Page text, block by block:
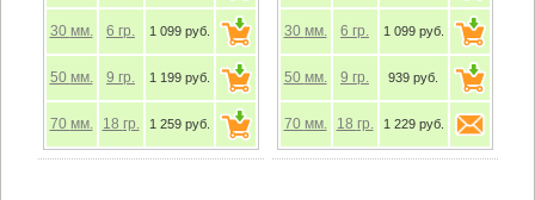
30 мм. 6 гр. 1 099 руб.
50 мм. 9 гр. 1 199 руб.
70 мм. 18 гр. 1 259 руб.
30 мм. 6 гр. 1 099 руб.
50 мм. 9 гр. 939 руб.
70 мм. 18 гр. 1 229 руб.